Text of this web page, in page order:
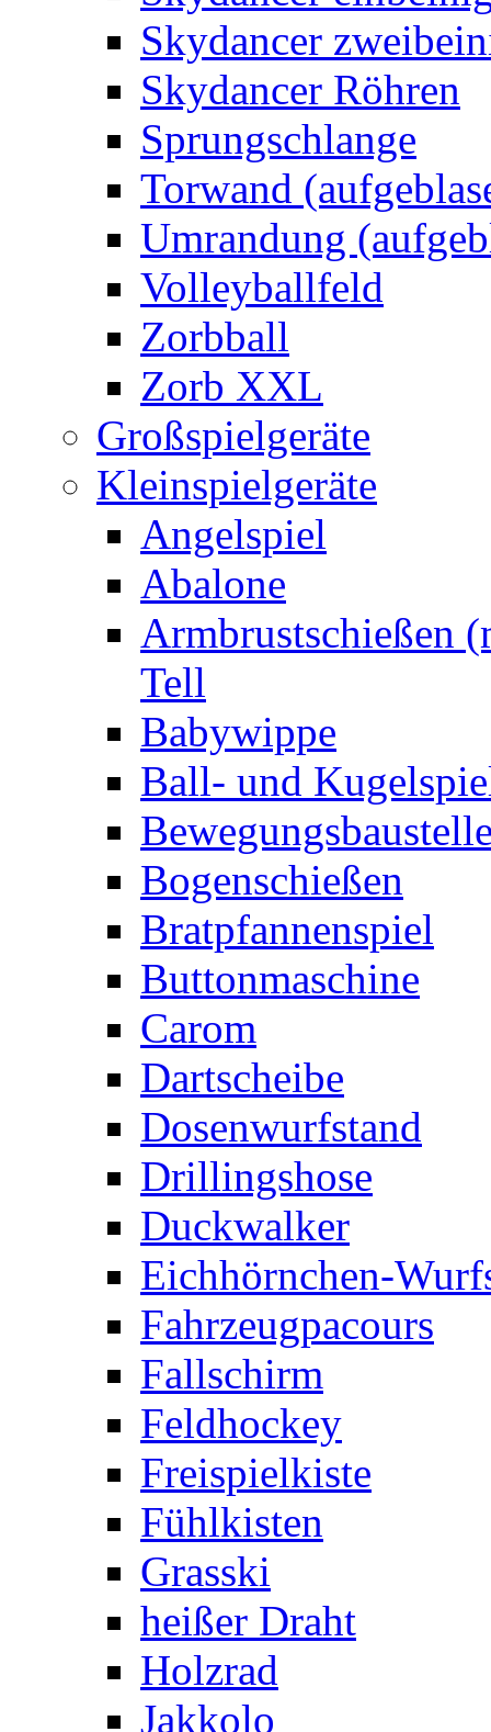
Skydancer
Skydancer Röhren
Sprungschlange
Torwand
Umrandung
Volleyballfeld
Zorbball
Zorb XXL
Großspielgeräte
Kleinspielgeräte
Angelspiel
Abalone
Armbrustschießen
Tell
Babywippe
Ball- und
Bogenschießen
Bratpfannenspiel
Buttonmaschine
Carom
Dartscheibe
Dosenwurfstand
Drillingshose
Duckwalker
Eichhörnchen-
Fahrzeugpacours
Fallschirm
Feldhockey
Freispielkiste
Fühlkisten
Grasski
heißer Draht
Holzrad
Jakkolo